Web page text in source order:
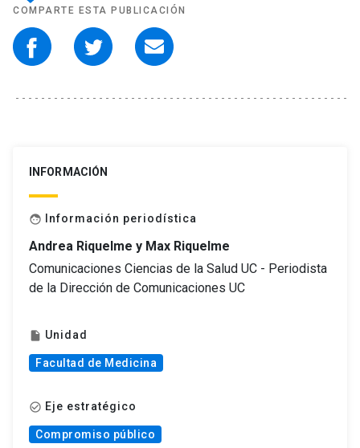
COMPARTE ESTA PUBLICACIÓN
INFORMACIÓN
face Información periodística
Andrea Riquelme y Max Riquelme
Comunicaciones Ciencias de la Salud UC - Periodista
de la Dirección de Comunicaciones UC
insert_drive_file Unidad
Facultad de Medicina
check_circle_outline Eje estratégico
Compromiso público